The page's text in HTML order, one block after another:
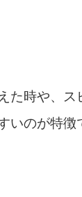
た時や、ス
いのが特徴